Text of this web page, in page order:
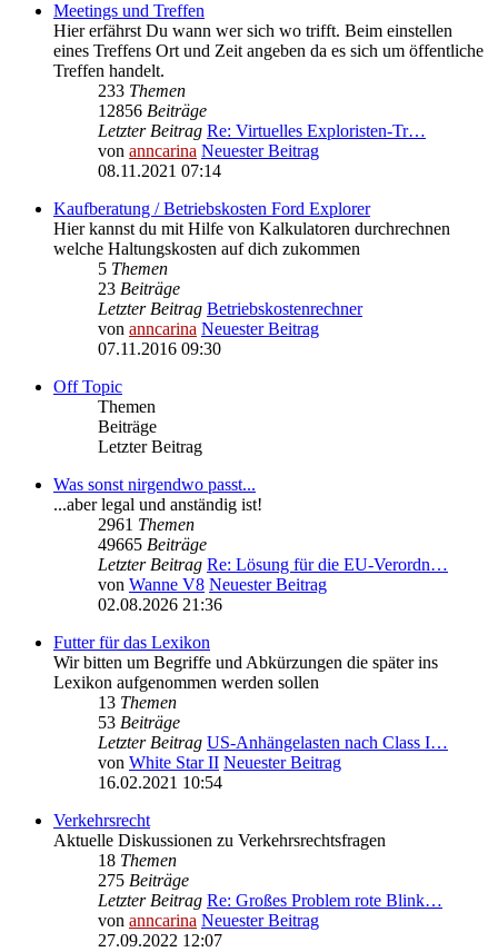
Meetings und Treffen
Hier erfährst Du wann wer sich wo trifft. Beim einstellen
eines Treffens Ort und Zeit angeben da es sich um öffentliche
Treffen handelt.
233 Themen
12856 Beiträge
Letzter Beitrag Re: Virtuelles Exploristen-Tr…
von anncarina Neuester Beitrag
08.11.2021 07:14
Kaufberatung / Betriebskosten Ford Explorer
Hier kannst du mit Hilfe von Kalkulatoren durchrechnen
welche Haltungskosten auf dich zukommen
5 Themen
23 Beiträge
Letzter Beitrag Betriebskostenrechner
von anncarina Neuester Beitrag
07.11.2016 09:30
Off Topic
Themen
Beiträge
Letzter Beitrag
Was sonst nirgendwo passt...
...aber legal und anständig ist!
2961 Themen
49665 Beiträge
Letzter Beitrag Re: Lösung für die EU‑Verordn…
von Wanne V8 Neuester Beitrag
02.08.2026 21:36
Futter für das Lexikon
Wir bitten um Begriffe und Abkürzungen die später ins
Lexikon aufgenommen werden sollen
13 Themen
53 Beiträge
Letzter Beitrag US-Anhängelasten nach Class I…
von White Star II Neuester Beitrag
16.02.2021 10:54
Verkehrsrecht
Aktuelle Diskussionen zu Verkehrsrechtsfragen
18 Themen
275 Beiträge
Letzter Beitrag Re: Großes Problem rote Blink…
von anncarina Neuester Beitrag
27.09.2022 12:07